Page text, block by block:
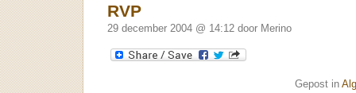
RVP
29 december 2004 @ 14:12 door Merino
Gepost in